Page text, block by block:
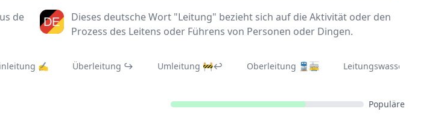
de
Dieses deutsche Wort "Leitung" bezieht sich auf die Aktivität oder den
Prozess des Leitens oder Führens von Personen oder Dingen.
✍️ Überleitung ↪️ Umleitung 🚧↩ Oberleitung 🚆🚋 Leitungswasser 🚰💧
Populäre